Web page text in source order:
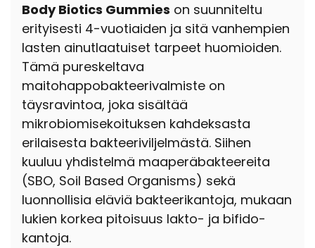
Body Biotics Gummies on suunniteltu
erityisesti 4-vuotiaiden ja sitä vanhempien
lasten ainutlaatuiset tarpeet huomioiden.
Tämä pureskeltava
maitohappobakteerivalmiste on
täysravintoa, joka sisältää
mikrobiomisekoituksen kahdeksasta
erilaisesta bakteeriviljelmästä. Siihen
kuuluu yhdistelmä maaperäbakteereita
(SBO, Soil Based Organisms) sekä
luonnollisia eläviä bakteerikantoja, mukaan
lukien korkea pitoisuus lakto- ja bifido-
kantoja.